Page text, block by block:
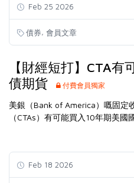
Feb 25 2026
債券, 會員文章
【財經短打】CTA有
債期貨
付費會員獨家
美銀（Bank of America）嘅固定
（CTAs）有可能買入10年期美國
Feb 18 2026